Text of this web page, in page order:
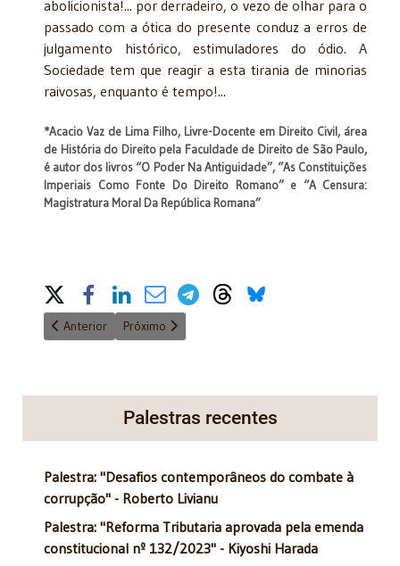
abolicionista!... por derradeiro, o vezo de olhar para o
passado com a ótica do presente conduz a erros de
julgamento histórico, estimuladores do ódio. A
Sociedade tem que reagir a esta tirania de minorias
raivosas, enquanto é tempo!...
*Acacio Vaz de Lima Filho, Livre-Docente em Direito Civil, área
de História do Direito pela Faculdade de Direito de São Paulo,
é autor dos livros “O Poder Na Antiguidade”, “As Constituições
Imperiais Como Fonte Do Direito Romano” e “A Censura:
Magistratura Moral Da República Romana”
Share on Social Media
Artigo anterior: Imunidade do ITBI na incorporação de bens
Anterior Próximo artigo: O Público, o Privado e a Descência
Próximo
Palestras recentes
Palestra: "Desafios contemporâneos do combate à
corrupção" - Roberto Livianu
Palestra: "Reforma Tributaria aprovada pela emenda
constitucional nº 132/2023" - Kiyoshi Harada